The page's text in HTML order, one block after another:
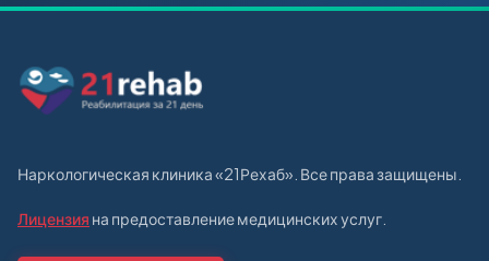
Наркологическая клиника «21Рехаб». Все права защищены.
Лицензия на предоставление медицинских услуг.